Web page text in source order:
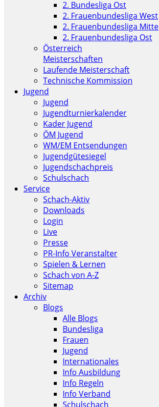
2. Bundesliga Ost
2. Frauenbundesliga West
2. Frauenbundesliga Mitte
2. Frauenbundesliga Ost
Österreich
Meisterschaften
Laufende Meisterschaft
Technische Kommission
Jugend
Jugend
Jugendturnierkalender
Kader Jugend
ÖM Jugend
WM/EM Entsendungen
Jugendgütesiegel
Jugendschachpreis
Schulschach
Service
Schach-Aktiv
Downloads
Login
Live
Presse
PR-Info Veranstalter
Spielen & Lernen
Schach von A-Z
Sitemap
Archiv
Blogs
Alle Blogs
Bundesliga
Frauen
Jugend
Internationales
Info Ausbildung
Info Regeln
Info Verband
Schulschach